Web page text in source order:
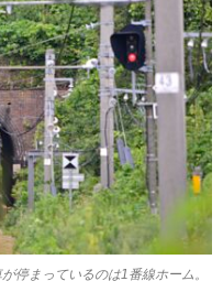
停まっているのは1番線ホーム。